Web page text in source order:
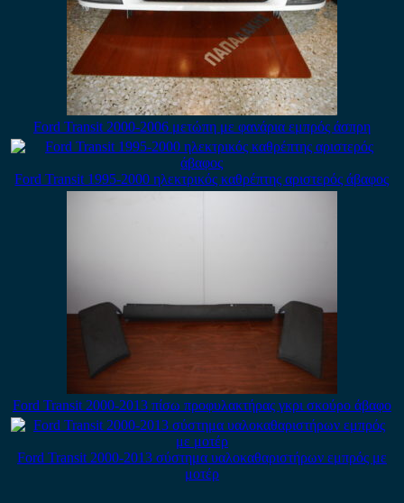
Ford Transit 2000-2006 μετώπη με φανάρια εμπρός άσπρη
Ford Transit 1995-2000 ηλεκτρικός καθρέπτης αριστερός άβαφος
Ford Transit 2000-2013 πίσω προφυλακτήρας γκρι σκούρο άβαφο
Ford Transit 2000-2013 σύστημα υαλοκαθαριστήρων εμπρός με
μοτέρ